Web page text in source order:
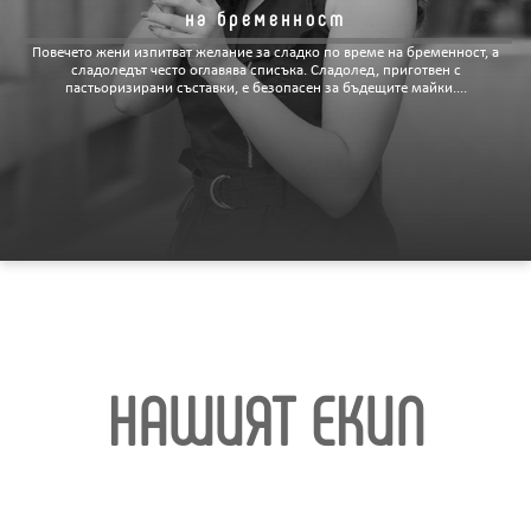
на бременност
Повечето жени изпитват желание за сладко по време на бременност, а
сладоледът често оглавява списъка. Сладолед, приготвен с
пастьоризирани съставки, е безопасен за бъдещите майки....
НАШИЯТ ЕКИП